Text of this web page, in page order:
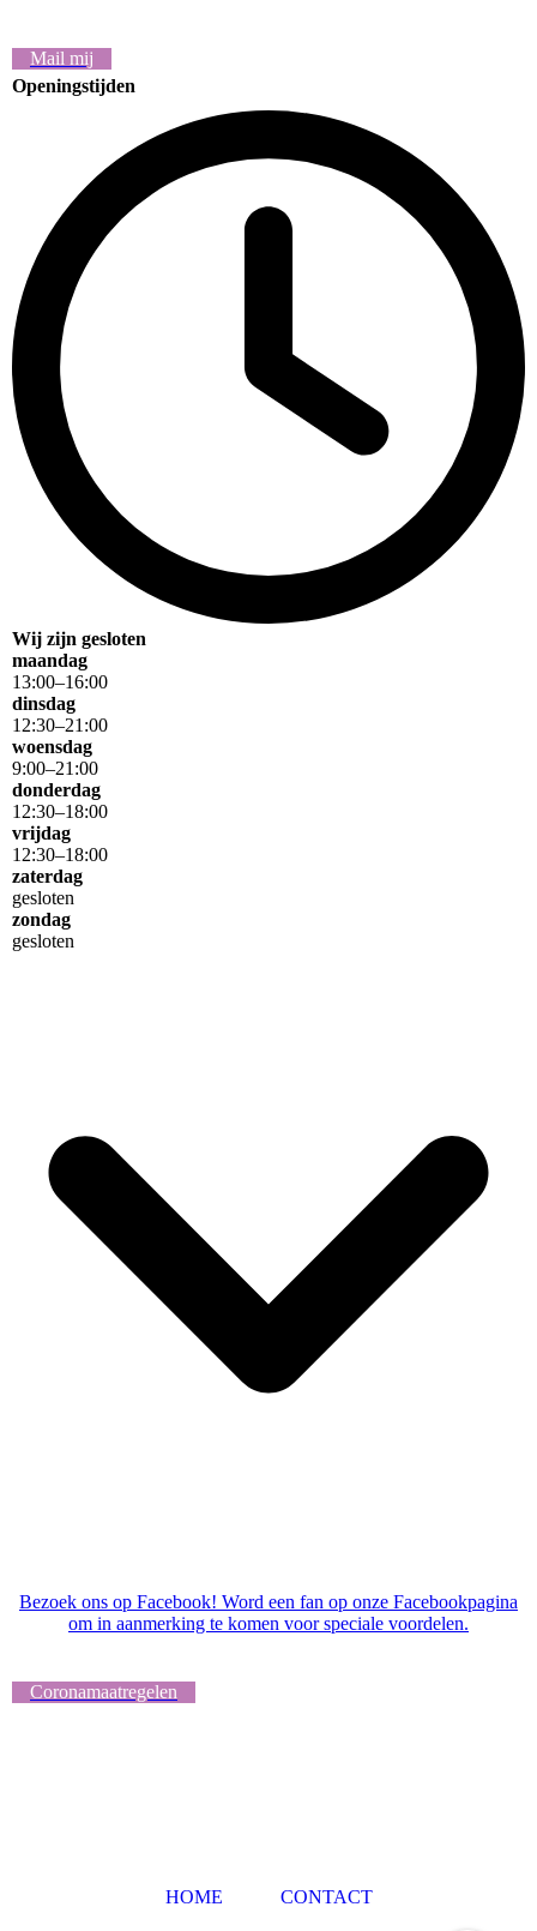
Mail mij
Openingstijden
Wij zijn gesloten
maandag
13:00–16:00
dinsdag
12:30–21 :00
woensdag
9:00–21 :00
donderdag
12:30–18:00
vrijdag
12:30–18:00
zaterdag
gesloten
zondag
gesloten
Bezoek ons op Facebook! Word een fan op onze Facebookpagina
om in aanmerking te komen voor speciale voordelen.
Coronamaatregelen
HOME CONTACT